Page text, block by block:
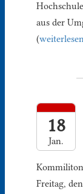
aus der
(
18
Jan.
Freitag,